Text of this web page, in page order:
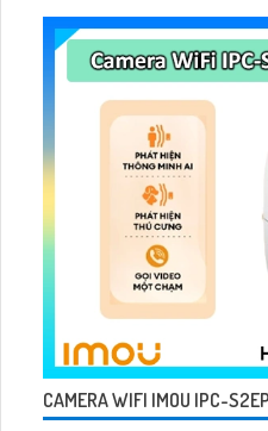
512GB
CAMERA WIFI IMOU IPC-